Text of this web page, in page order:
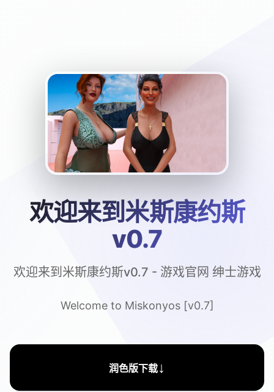
欢迎来到米斯康约斯
v0.7
欢迎来到米斯康约斯v0.7 - 游戏官网 绅士游戏
Welcome to Miskonyos [v0.7]
润色版下载↓